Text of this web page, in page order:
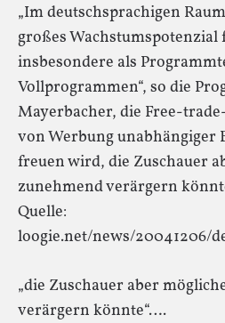
„Im deutschsprachigen
großes Wachstumspotenzial
insbesondere als
Vollprogrammen“, so die
Mayerbacher, die Free-
von Werbung unabhängiger
freuen wird, die Zuschauer
zunehmend verärgern
Quelle:
loogie.net/news/20041206/
„die Zuschauer aber
verärgern könnte“….